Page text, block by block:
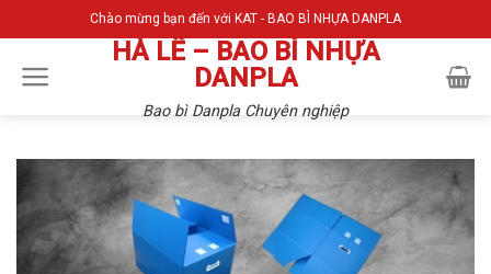
to
content
Chào mừng bạn đến với KAT - BAO BÌ NHỰA DANPLA
HÀ LÊ – BAO BÌ NHỰA
DANPLA
Bao bì Danpla Chuyên nghiệp